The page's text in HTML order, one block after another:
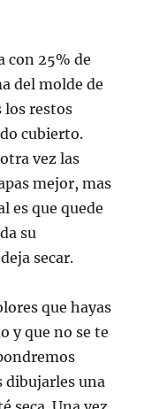
con 25% de
del molde de
los restos
cubierto.
vez las
mejor, mas
es que quede
su
secar.
que hayas
y que no se te
dibujarles una